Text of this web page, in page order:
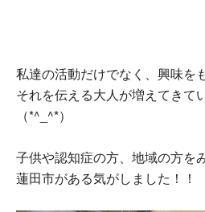
私達の活動だけでなく、興味を
それを伝える大人が増えてきて
（*^_^*）
子供や認知症の方、地域の方を
蓮田市がある気がしました！！